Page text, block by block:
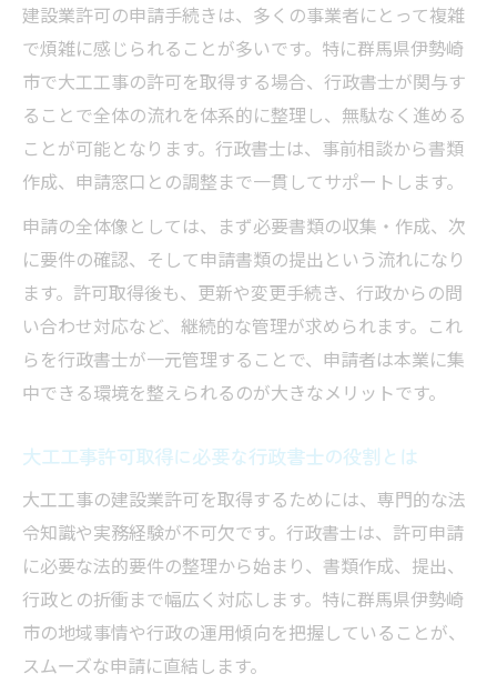
ート
行政書士がいることで申請ミス防止が可能
に
行政書士の専門知識が大工工事許可で生き
る
る理由
行政書士が説明する許可取得のメリット
大工工事の申請手続き行政書士依頼がもたらす
効率化
行政書士による大工工事許可申請の効率化
行政書士依頼で手続きが早く進む理由解説
行政書士がサポートする書類作成のコツ
行政書士が効率化する申請フローとは
行政書士の力で無駄を省くポイント
行政書士以外で建設業許可申請は可能か
行政書士以外で許可申請できる場合と注意
点
建設業許可の申請手続きは、多くの事業者にとって複雑
で煩雑に感じられることが多いです。特に群馬県伊勢崎
市で大工工事の許可を取得する場合、行政書士が関与す
ることで全体の流れを体系的に整理し、無駄なく進める
ことが可能となります。行政書士は、事前相談から書類
作成、申請窓口との調整まで一貫してサポートします。
申請の全体像としては、まず必要書類の収集・作成、次
に要件の確認、そして申請書類の提出という流れになり
ます。許可取得後も、更新や変更手続き、行政からの問
い合わせ対応など、継続的な管理が求められます。これ
らを行政書士が一元管理することで、申請者は本業に集
中できる環境を整えられるのが大きなメリットです。
大工工事許可取得に必要な行政書士の役割とは
大工工事の建設業許可を取得するためには、専門的な法
令知識や実務経験が不可欠です。行政書士は、許可申請
に必要な法的要件の整理から始まり、書類作成、提出、
行政との折衝まで幅広く対応します。特に群馬県伊勢崎
市の地域事情や行政の運用傾向を把握していることが、
スムーズな申請に直結します。